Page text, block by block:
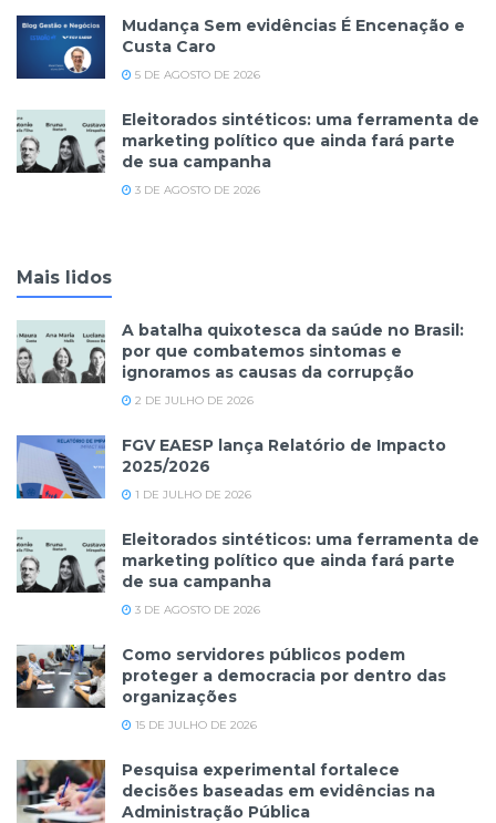
Mudança Sem evidências É Encenação e
Custa Caro
5 DE AGOSTO DE 2026
Eleitorados sintéticos: uma ferramenta de
marketing político que ainda fará parte
de sua campanha
3 DE AGOSTO DE 2026
Mais lidos
A batalha quixotesca da saúde no Brasil:
por que combatemos sintomas e
ignoramos as causas da corrupção
2 DE JULHO DE 2026
FGV EAESP lança Relatório de Impacto
2025/2026
1 DE JULHO DE 2026
Eleitorados sintéticos: uma ferramenta de
marketing político que ainda fará parte
de sua campanha
3 DE AGOSTO DE 2026
Como servidores públicos podem
proteger a democracia por dentro das
organizações
15 DE JULHO DE 2026
Pesquisa experimental fortalece
decisões baseadas em evidências na
Administração Pública